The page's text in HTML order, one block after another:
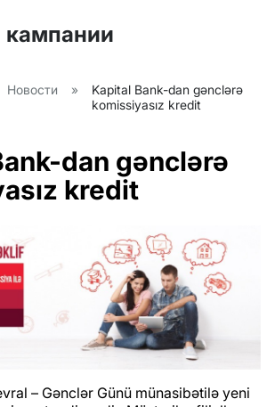
кампании
Новости »
Kapital Bank-dan gənclərə
komissiyasız kredit
dan gənclərə
kredit
– Gənclər Günü münasibətilə yeni